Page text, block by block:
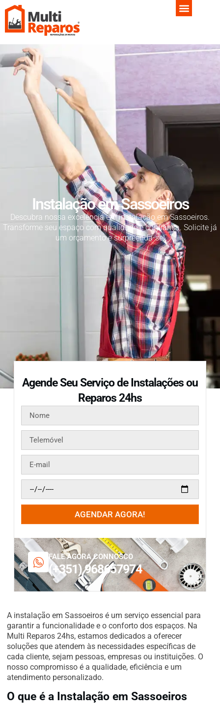
Instalação em Sassoeiros
Descubra nossa excelência em instalação em Sassoeiros.
Transforme seu espaço com qualidade e confiança. Solicite já
um orçamento e surpreenda-se!
Agende Seu Serviço de Instalações ou
Reparos 24hs
AGENDAR AGORA!
FALE AGORA CONNOSCO
(+351) 968657974
A instalação em Sassoeiros é um serviço essencial para
garantir a funcionalidade e o conforto dos espaços. Na
Multi Reparos 24hs, estamos dedicados a oferecer
soluções que atendem às necessidades específicas de
cada cliente, sejam pessoas, empresas ou instituições. O
nosso compromisso é a qualidade, eficiência e um
atendimento personalizado.
O que é a Instalação em Sassoeiros